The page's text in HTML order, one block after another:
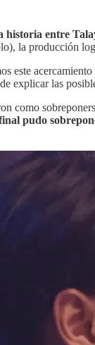
entre
la producción
este
explicar las
como
pudo